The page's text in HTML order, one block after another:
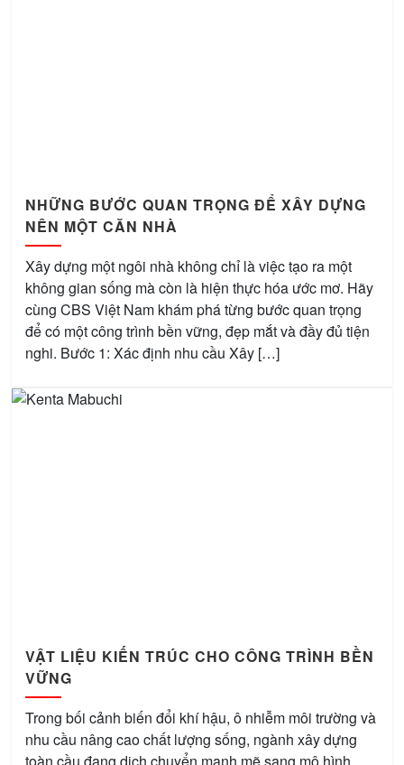
NHỮNG BƯỚC QUAN TRỌNG ĐỂ XÂY DỰNG
NÊN MỘT CĂN NHÀ
Xây dựng một ngôi nhà không chỉ là việc tạo ra một
không gian sống mà còn là hiện thực hóa ước mơ. Hãy
cùng CBS Việt Nam khám phá từng bước quan trọng
để có một công trình bền vững, đẹp mắt và đầy đủ tiện
nghi. Bước 1: Xác định nhu cầu Xây […]
VẬT LIỆU KIẾN TRÚC CHO CÔNG TRÌNH BỀN
VỮNG
Trong bối cảnh biến đổi khí hậu, ô nhiễm môi trường và
nhu cầu nâng cao chất lượng sống, ngành xây dựng